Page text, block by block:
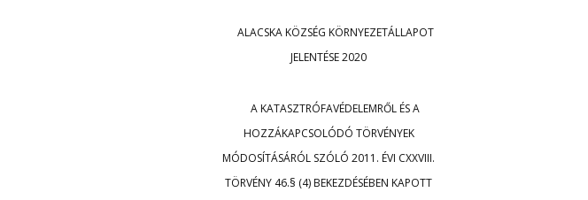
ALACSKA KÖZSÉG KÖRNYEZETÁLLAPOT
JELENTÉSE 2020
A KATASZTRÓFAVÉDELEMRŐL ÉS A
HOZZÁKAPCSOLÓDÓ TÖRVÉNYEK
MÓDOSÍTÁSÁRÓL SZÓLÓ 2011. ÉVI CXXVIII.
TÖRVÉNY 46.§ (4) BEKEZDÉSÉBEN KAPOTT